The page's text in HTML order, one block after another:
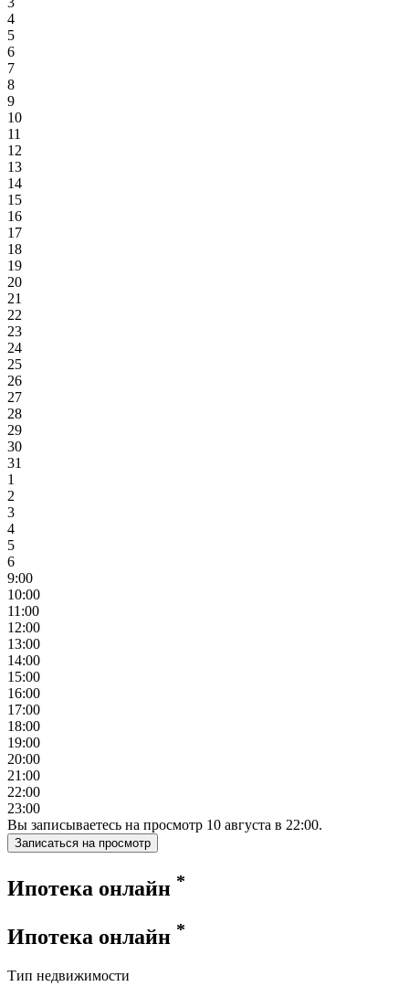
4
5
6
7
8
9
10
11
12
13
14
15
16
17
18
19
20
21
22
23
24
25
26
27
28
29
30
31
1
2
3
4
5
6
9:00
10:00
11:00
12:00
13:00
14:00
15:00
16:00
17:00
18:00
19:00
20:00
21:00
22:00
23:00
Вы записываетесь на просмотр 10 августа в 22:00.
Записаться на просмотр
Ипотека онлайн *
Ипотека онлайн *
Тип недвижимости